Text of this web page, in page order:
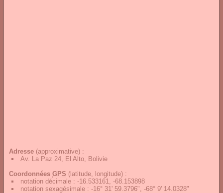
Adresse (approximative) :
Av. La Paz 24, El Alto, Bolivie
Coordonnées GPS (latitude, longitude) :
notation décimale : -16.533161, -68.153898
notation sexagésimale : -16° 31' 59.3796", -68° 9' 14.0328"